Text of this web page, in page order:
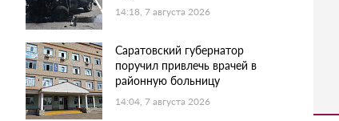
14:18, 7 августа 2026
Саратовский губернатор
поручил привлечь врачей в
районную больницу
14:04, 7 августа 2026